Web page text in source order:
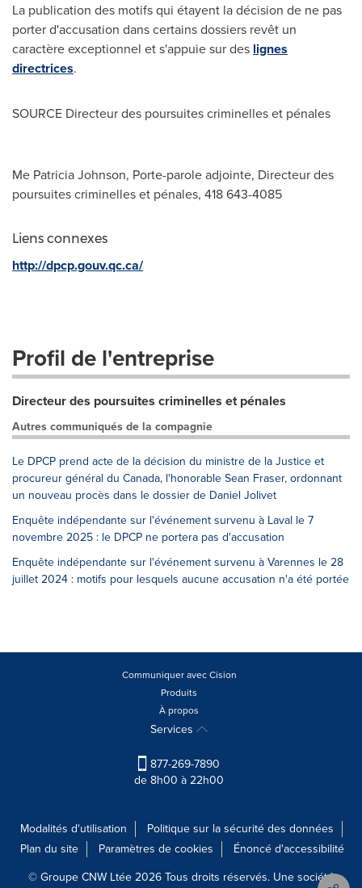
La publication des motifs qui étayent la décision de ne pas
porter d'accusation dans certains dossiers revêt un
caractère exceptionnel et s'appuie sur des lignes
directrices.
SOURCE Directeur des poursuites criminelles et pénales
Me Patricia Johnson, Porte-parole adjointe, Directeur des
poursuites criminelles et pénales, 418 643-4085
Liens connexes
http://dpcp.gouv.qc.ca/
Profil de l'entreprise
Directeur des poursuites criminelles et pénales
Autres communiqués de la compagnie
Le DPCP prend acte de la décision du ministre de la Justice et
procureur général du Canada, l'honorable Sean Fraser, ordonnant
un nouveau procès dans le dossier de Daniel Jolivet
Enquête indépendante sur l'événement survenu à Laval le 7
novembre 2025 : le DPCP ne portera pas d'accusation
Enquête indépendante sur l'événement survenu à Varennes le 28
juillet 2024 : motifs pour lesquels aucune accusation n'a été portée
Communiquer avec Cision
Produits
À propos
Services
877-269-7890
de 8h00 à 22h00
Modalités d'utilisation
Politique sur la sécurité des données
Plan du site
Paramètres de cookies
Énoncé d'accessibilité
© Groupe CNW Ltée 2026 Tous droits réservés. Une société